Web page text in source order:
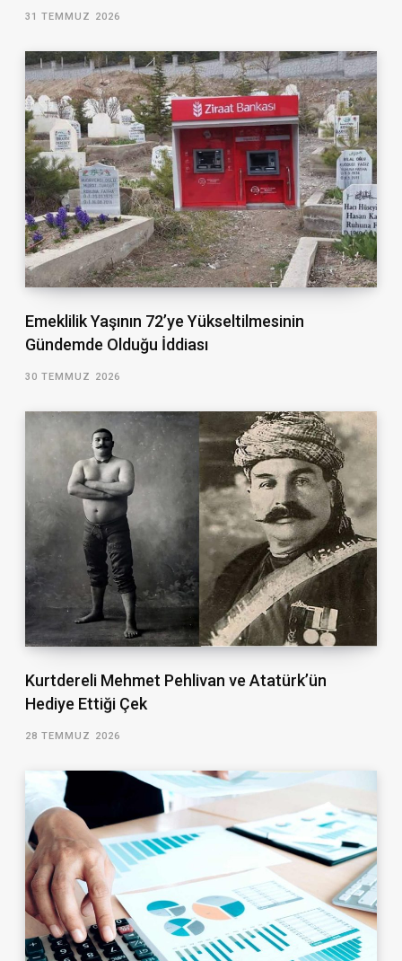
31 TEMMUZ 2026
Emeklilik Yaşının 72’ye Yükseltilmesinin
Gündemde Olduğu İddiası
30 TEMMUZ 2026
Kurtdereli Mehmet Pehlivan ve Atatürk’ün
Hediye Ettiği Çek
28 TEMMUZ 2026